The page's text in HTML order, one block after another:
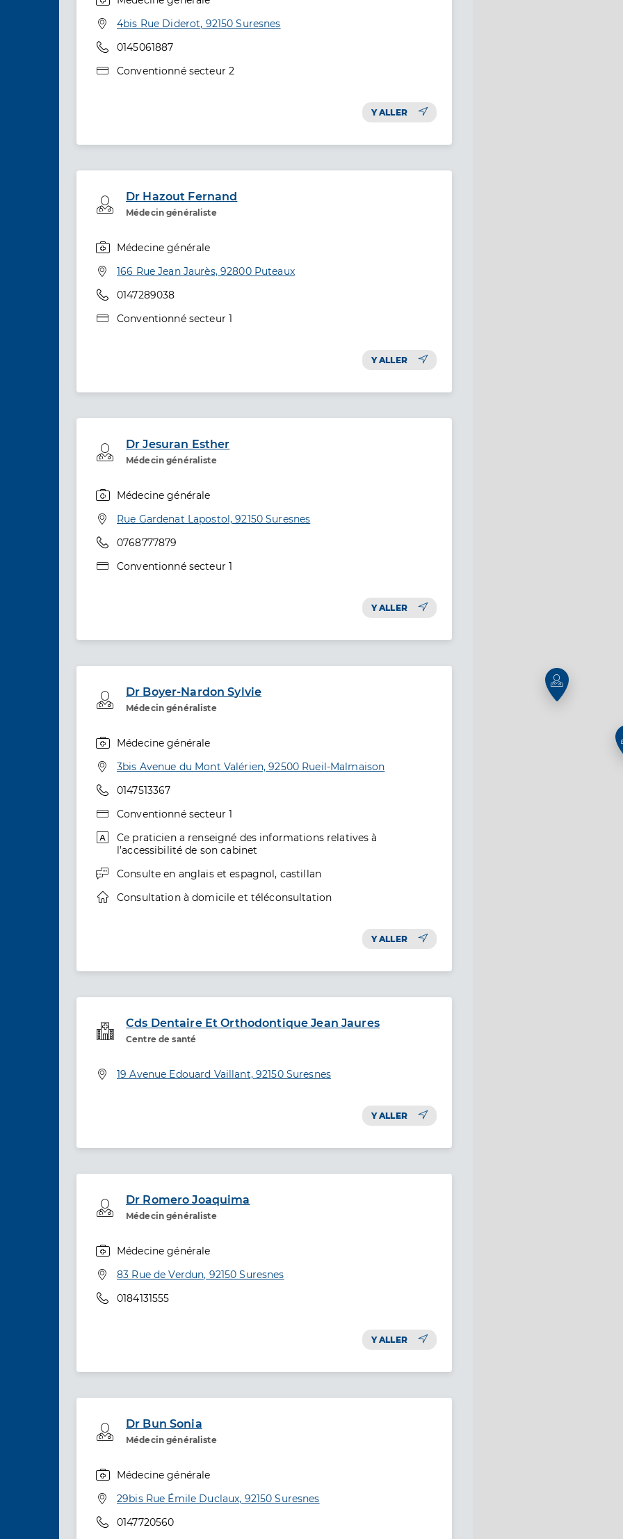
Adresse
4bis Rue Diderot, 92150 Suresnes
Téléphone
0145061887
Type de convention
Conventionné secteur 2
Y ALLER
Dr Hazout Fernand
Médecin généraliste
Professionel de santé
Médecine générale
Adresse
166 Rue Jean Jaurès, 92800 Puteaux
Téléphone
0147289038
Type de convention
Conventionné secteur 1
Y ALLER
Dr Jesuran Esther
Médecin généraliste
Professionel de santé
Médecine générale
Adresse
Rue Gardenat Lapostol, 92150 Suresnes
Téléphone
0768777879
Type de convention
Conventionné secteur 1
Y ALLER
Dr Boyer-Nardon Sylvie
Médecin généraliste
Professionel de santé
Médecine générale
Adresse
3bis Avenue du Mont Valérien, 92500 Rueil-Malmaison
Téléphone
0147513367
Type de convention
Conventionné secteur 1
informations relatives à l’accessibilité
Ce praticien a renseigné des informations relatives à
l’accessibilité de son cabinet
informations relatives aux langues
Consulte en anglaisetespagnol, castillan
informations relatives à la téléconsultation
Consultation à domicile et téléconsultation
Y ALLER
Cds Dentaire Et Orthodontique Jean Jaures
Centre de santé
Service de santé
Adresse
19 Avenue Edouard Vaillant, 92150 Suresnes
Y ALLER
Dr Romero Joaquima
Médecin généraliste
Professionel de santé
Médecine générale
Adresse
83 Rue de Verdun, 92150 Suresnes
Téléphone
0184131555
Y ALLER
Dr Bun Sonia
Médecin généraliste
Professionel de santé
Médecine générale
Adresse
29bis Rue Émile Duclaux, 92150 Suresnes
Téléphone
0147720560